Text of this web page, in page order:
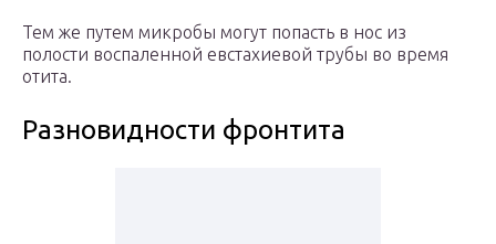
Тем же путем микробы могут попасть в нос из
полости воспаленной евстахиевой трубы во время
отита.
Разновидности фронтита